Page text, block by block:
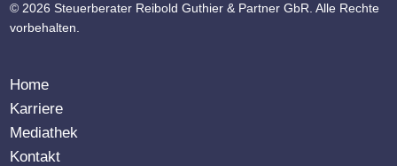
© 2026 Steuerberater Reibold Guthier & Partner GbR. Alle Rechte
vorbehalten.
Home
Karriere
Mediathek
Kontakt